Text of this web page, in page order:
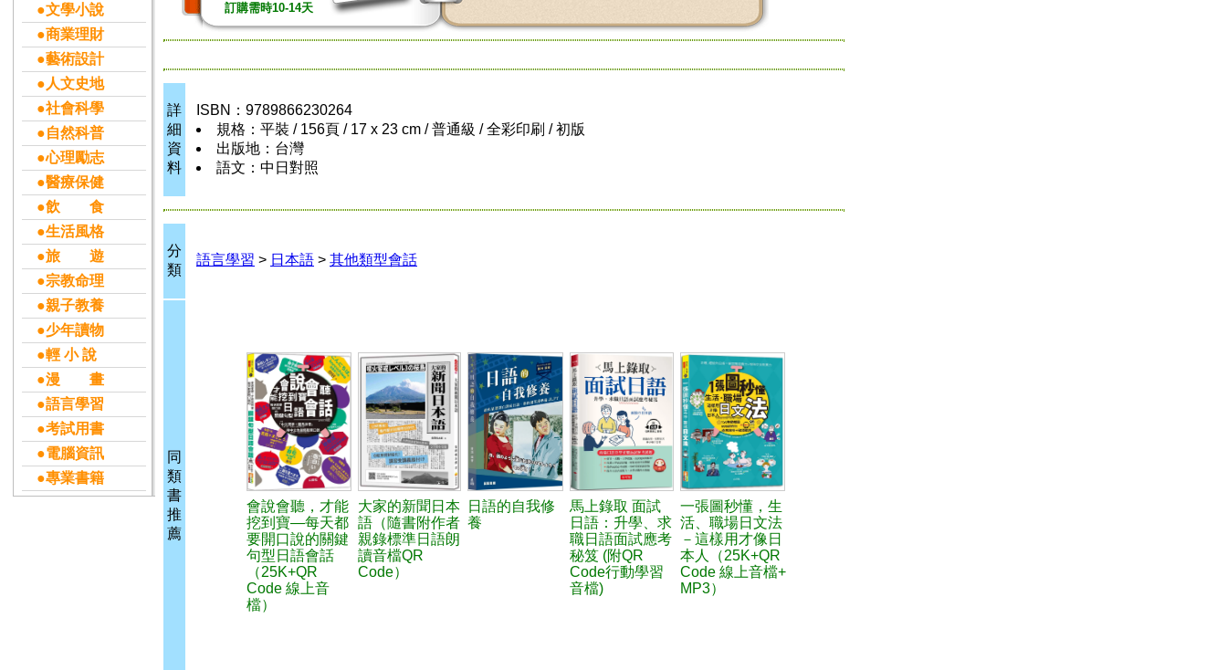
●文學小說
●商業理財
●藝術設計
●人文史地
●社會科學
●自然科普
●心理勵志
●醫療保健
●飲 食
●生活風格
●旅 遊
●宗教命理
●親子教養
●少年讀物
●輕 小 說
●漫 畫
●語言學習
●考試用書
●電腦資訊
●專業書籍
訂購需時10-14天
詳
細
資
料
ISBN：9789866230264
規格：平裝 / 156頁 / 17 x 23 cm / 普通級 / 全彩印刷 / 初版
出版地：台灣
語文：中日對照
分
類
語言學習 > 日本語 > 其他類型會話
同
類
書
推
薦
會說會聽，才能
挖到寶—每天都
要開口說的關鍵
句型日語會話
（25K+QR
Code 線上音
檔）
大家的新聞日本
語（隨書附作者
親錄標準日語朗
讀音檔QR
Code）
日語的自我修
養
馬上錄取 面試
日語：升學、求
職日語面試應考
秘笈 (附QR
Code行動學習
音檔)
一張圖秒懂，生
活、職場日文法
－這樣用才像日
本人（25K+QR
Code 線上音檔+
MP3）